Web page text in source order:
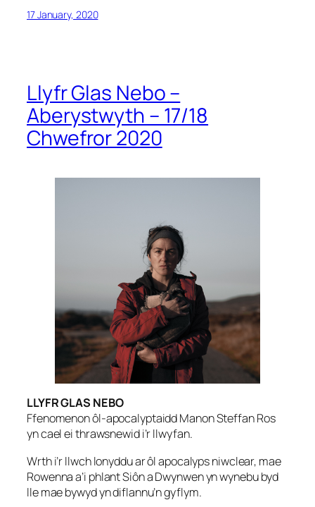
17 January, 2020
Llyfr Glas Nebo –
Aberystwyth – 17/18
Chwefror 2020
LLYFR GLAS NEBO
Ffenomenon ôl-apocalyptaidd Manon Steffan Ros
yn cael ei thrawsnewid i’r llwyfan.
Wrth i’r llwch lonyddu ar ôl apocalyps niwclear, mae
Rowenna a’i phlant Siôn a Dwynwen yn wynebu byd
lle mae bywyd yn diflannu’n gyflym.